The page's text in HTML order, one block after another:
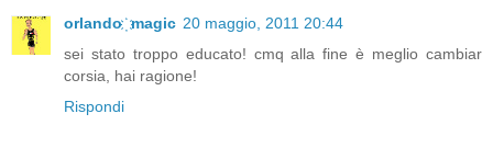
orlando ҉ magic 20 maggio, 2011 20:44
sei stato troppo educato! cmq alla fine è meglio cambiar
corsia, hai ragione!
Rispondi